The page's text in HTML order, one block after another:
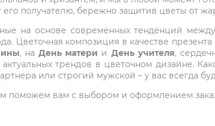
получателю, бережно защитив цветы от
на основе современных тенденций
Цветочная композиция в качестве презента
, наДень матери и День учителя,
трендов в цветочном дизайне.
или строгий мужской – у вас всегда
поможем вам с выбором и оформлением